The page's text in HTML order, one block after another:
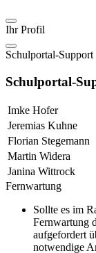
Ihr Profil
Schulportal-Support
Schulportal-
Imke Hofer
Jeremias Kuhne
Florian Stegemann
Martin Widera
Janina Wittrock
Fernwartung
Sollte es im
Fernwartung
aufgefordert
notwendige